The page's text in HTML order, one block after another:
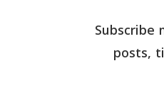
posts,